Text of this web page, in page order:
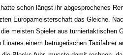
schon längst ihr abgesprochenes
Europameisterschaft das Gleiche.
meisten Spieler aus turniertaktischen
Linares einem betrügerischen Taxifahrer